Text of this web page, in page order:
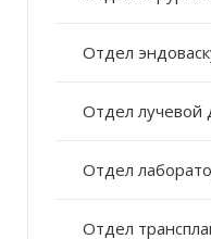
Отдел
Отдел лучевой
Отдел
Отдел